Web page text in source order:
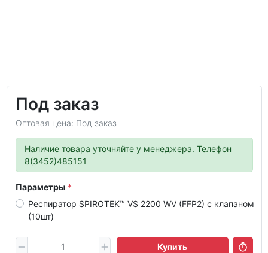
Под заказ
Оптовая цена: Под заказ
Наличие товара уточняйте у менеджера. Телефон
8(3452)485151
Параметры
Респиратор SPIROTEK™ VS 2200 WV (FFP2) с клапаном
(10шт)
Купить